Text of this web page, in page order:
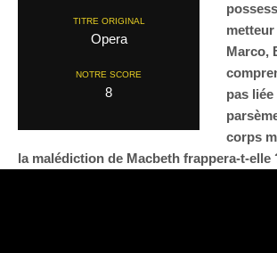
TITRE ORIGINAL
Opera
NOTRE SCORE
8
metteur
Marco,
pas liée
corps
la malédiction de Macbeth frappera-t-elle